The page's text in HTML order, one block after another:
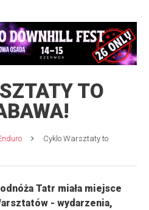
TO
Cyklo Warsztaty to
Tatr miała miejsce
- wydarzenia,